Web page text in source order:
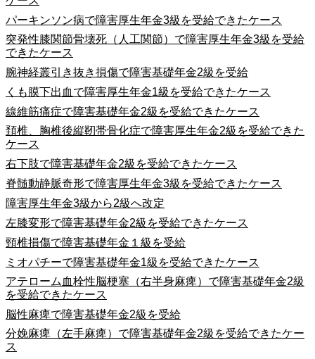
パーキンソン病で障害厚生年金3級を受給できたケース
突発性膝関節骨壊死（人工関節）で障害厚生年金3級を受給
できたケース
腕神経叢引き抜き損傷で障害基礎年金2級を受給
くも膜下出血で障害厚生年金1級を受給できたケース
線維筋痛症で障害基礎年金2級を受給できたケース
頚椎、胸椎後縦靭帯骨化症で障害厚生年金2級を受給できた
ケース
右下肢で障害基礎年金2級を受給できたケース
脊髄動静脈奇形で障害厚生年金3級を受給できたケース
障害厚生年金3級から2級へ改定
左膝変形で障害基礎年金2級を受給できたケース
頸椎損傷で障害基礎年金１級を受給
ミオパチーで障害基礎年金1級を受給できたケース
アテローム血栓性脳梗塞（右半身麻痺）で障害基礎年金2級
を受給できたケース
脳性麻痺で障害基礎年金2級を受給
分娩麻痺（左手麻痺）で障害基礎年金2級を受給できたケー
ス